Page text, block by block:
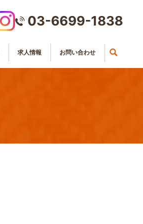
求人情報 お問い合わせ
03-6699-1838